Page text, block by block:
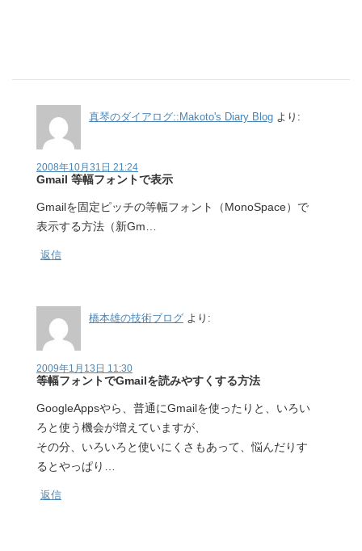
真琴のダイアログ::Makoto's Diary Blog より:
2008年10月31日 21:24
Gmail 等幅フォントで表示
Gmailを固定ピッチの等幅フォント（MonoSpace）で
表示する方法（新Gm…
返信
橋本雄の技術ブログ より:
2009年1月13日 11:30
等幅フォントでGmailを読みやすくする方法
GoogleAppsやら、普通にGmailを使ったりと、いろい
ろと使う機会が増えていますが、
その分、いろいろと使いにくさもあって、悩んだりす
るとやっぱり…
返信